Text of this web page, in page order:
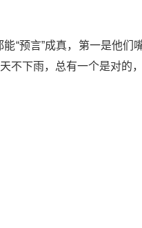
“预言”成真，第一是他
不下雨，总有一个是对的